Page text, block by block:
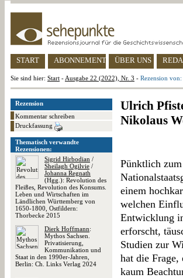
START ABONNEMENT ÜBER UNS
Sie sind hier: Start - Ausgabe 22 (2022), Nr. 3 - Rezension
Rezension
Kommentar schreiben
Druckfassung
Thematisch verwandte
Rezensionen:
Sigrid Hirbodian /
Sheilagh Ogilvie /
Johanna Regnath
(Hgg.): Revolution des
Fleißes, Revolution des Konsums.
Leben und Wirtschaften im
Ländlichen Württemberg von
1650-1800, Ostfildern:
Thorbecke 2015
Dierk Hoffmann:
Mythos Sachsen.
Privatisierung,
Kommunikation und
Staat in den 1990er-Jahren,
Berlin: Ch. Links Verlag 2024
Ulrich
Nikolaus
Pünktlich
einem
welchen
Entwicklung
erforscht,
Studien zur
hat die Frage,
kaum